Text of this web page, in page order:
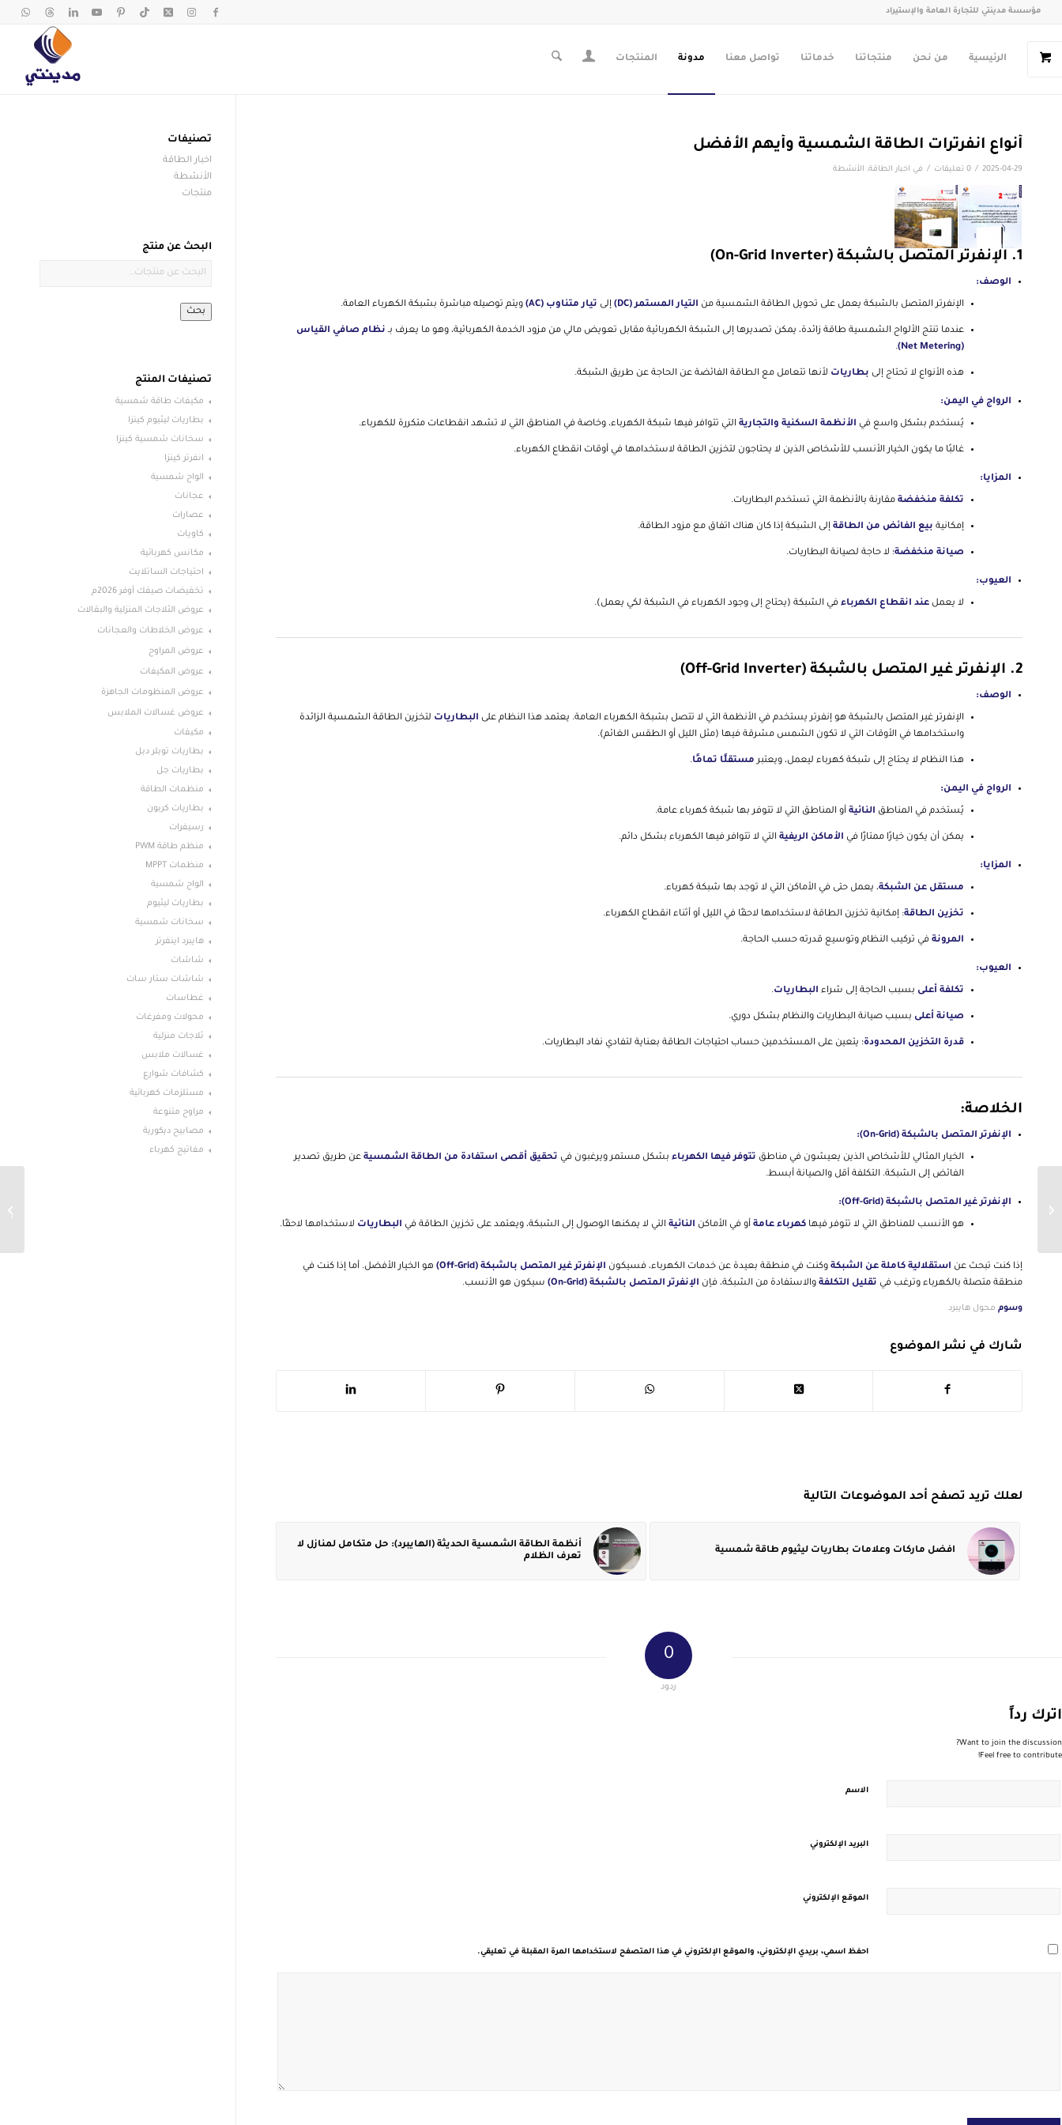
مؤسسة مدينتي للتجارة العامة والإستيراد
الرئيسية من نحن منتجاتنا خدماتنا تواصل معنا مدونة المنتجات
أنواع انفرترات الطاقة الشمسية وأيهم الأفضل
2025-04-29
/ 0 تعليقات / في اخبار الطاقة, الأنشطة
1. الإنفرتر المتصل بالشبكة (On-Grid Inverter)
الوصف:
الإنفرتر المتصل بالشبكة يعمل على تحويل الطاقة الشمسية من التيار المستمر (DC) إلى تيار متناوب (AC) ويتم توصيله مباشرة بشبكة الكهرباء العامة.
عندما تنتج الألواح الشمسية طاقة زائدة، يمكن تصديرها إلى الشبكة الكهربائية مقابل تعويض مالي من مزود الخدمة الكهربائية، وهو ما يعرف بـ نظام صافي القياس
(Net Metering)
.
هذه الأنواع لا تحتاج إلى بطاريات لأنها تتعامل مع الطاقة الفائضة عن الحاجة عن طريق الشبكة.
الرواج في اليمن:
يُستخدم بشكل واسع في الأنظمة السكنية والتجارية التي تتوافر فيها شبكة الكهرباء، وخاصة في المناطق التي لا تشهد انقطاعات متكررة للكهرباء.
غالبًا ما يكون الخيار الأنسب للأشخاص الذين لا يحتاجون لتخزين الطاقة لاستخدامها في أوقات انقطاع الكهرباء.
المزايا:
تكلفة منخفضة مقارنة بالأنظمة التي تستخدم البطاريات.
إمكانية بيع الفائض من الطاقة إلى الشبكة إذا كان هناك اتفاق مع مزود الطاقة.
صيانة منخفضة؛ لا حاجة لصيانة البطاريات.
العيوب:
لا يعمل عند انقطاع الكهرباء في الشبكة (يحتاج إلى وجود الكهرباء في الشبكة لكي يعمل).
2. الإنفرتر غير المتصل بالشبكة (Off-Grid Inverter)
الوصف:
الإنفرتر غير المتصل بالشبكة هو إنفرتر يستخدم في الأنظمة التي لا تتصل بشبكة الكهرباء العامة. يعتمد هذا النظام على البطاريات لتخزين الطاقة الشمسية الزائدة
واستخدامها في الأوقات التي لا تكون الشمس مشرقة فيها (مثل الليل أو الطقس الغائم).
هذا النظام لا يحتاج إلى شبكة كهرباء ليعمل، ويعتبرمستقلًا تمامًا.
الرواج في اليمن:
يُستخدم في المناطق النائية أو المناطق التي لا تتوفر بها شبكة كهرباء عامة.
يمكن أن يكون خيارًا ممتازًا في الأماكن الريفية التي لا تتوافر فيها الكهرباء بشكل دائم.
المزايا:
مستقل عن الشبكة، يعمل حتى في الأماكن التي لا توجد بها شبكة كهرباء.
تخزين الطاقة: إمكانية تخزين الطاقة لاستخدامها لاحقًا في الليل أو أثناء انقطاع الكهرباء.
المرونة في تركيب النظام وتوسيع قدرته حسب الحاجة.
العيوب:
تكلفة أعلى بسبب الحاجة إلى شراء البطاريات.
صيانة أعلى بسبب صيانة البطاريات والنظام بشكل دوري.
قدرة التخزين المحدودة؛ يتعين على المستخدمين حساب احتياجات الطاقة بعناية لتفادي نفاد البطاريات.
الخلاصة:
الإنفرتر المتصل بالشبكة (On-Grid):
الخيار المثالي للأشخاص الذين يعيشون في مناطق تتوفر فيها الكهرباء بشكل مستمر ويرغبون في تحقيق أقصى استفادة من الطاقة الشمسية عن طريق تصدير
الفائض إلى الشبكة. التكلفة أقل والصيانة أبسط.
الإنفرتر غير المتصل بالشبكة (Off-Grid):
هو الأنسب للمناطق التي لا تتوفر فيها كهرباء عامة أو في الأماكن النائية التي لا يمكنها الوصول إلى الشبكة، ويعتمد على تخزين الطاقة في البطاريات لاستخدامها لاحقًا.
إذا كنت تبحث عن استقلالية كاملة عن الشبكة وكنت في منطقة بعيدة عن خدمات الكهرباء، فسيكون الإنفرتر غير المتصل بالشبكة (Off-Grid)
هو الخيار الأفضل. أما إذا كنت في
منطقة متصلة بالكهرباء وترغب في تقليل التكلفة والاستفادة من الشبكة، فإن الإنفرتر المتصل بالشبكة (On-Grid) سيكون هو الأنسب.
وسوم محول هايبرد
شارك في نشر الموضوع
لعلك تريد تصفح أحد الموضوعات التالية
أنظمة الطاقة الشمسية الحديثة (الهايبرد): حل متكامل لمنازل لا
تعرف الظلام
افضل ماركات وعلامات بطاريات ليثيوم طاقة شمسية
0
ردود
اترك رداً
Want to join the discussion?
Feel free to contribute!
الاسم
البريد الإلكتروني
الموقع الإلكتروني
احفظ اسمي، بريدي الإلكتروني، والموقع الإلكتروني في هذا المتصفح لاستخدامها المرة المقبلة في تعليقي.
تصنيفات
اخبار الطاقة
الأنشطة
منتجات
البحث عن منتج
بحث
تصنيفات المنتج
مكيفات طاقة شمسية
بطاريات ليثيوم كينزا
سخانات شمسية كينزا
انفرتر كينزا
الواح شمسية
عجانات
عصارات
كاويات
مكانس كهربائية
احتياجات الساتلايت
تخفيضات صيفك أوفر 2026م
عروض الثلاجات المنزلية والبقالات
عروض الخلاطات والعجانات
عروض المراوح
عروض المكيفات
عروض المنظومات الجاهزة
عروض غسالات الملابس
مكيفات
بطاريات توبلر دبل
بطاريات جل
منظمات الطاقة
بطاريات كربون
رسيفرات
منظم طاقة PWM
منظمات MPPT
الواح شمسية
بطاريات ليثيوم
سخانات شمسية
هايبرد اينفرتر
شاشات
شاشات ستار سات
غطاسات
محولات ومفرغات
ثلاجات منزلية
غسالات ملابس
كشافات شوارع
مستلزمات كهربائية
مراوح متنوعة
مصابيح ديكورية
مفاتيج كهرباء
في
لماذا محولات الهايبرد؟